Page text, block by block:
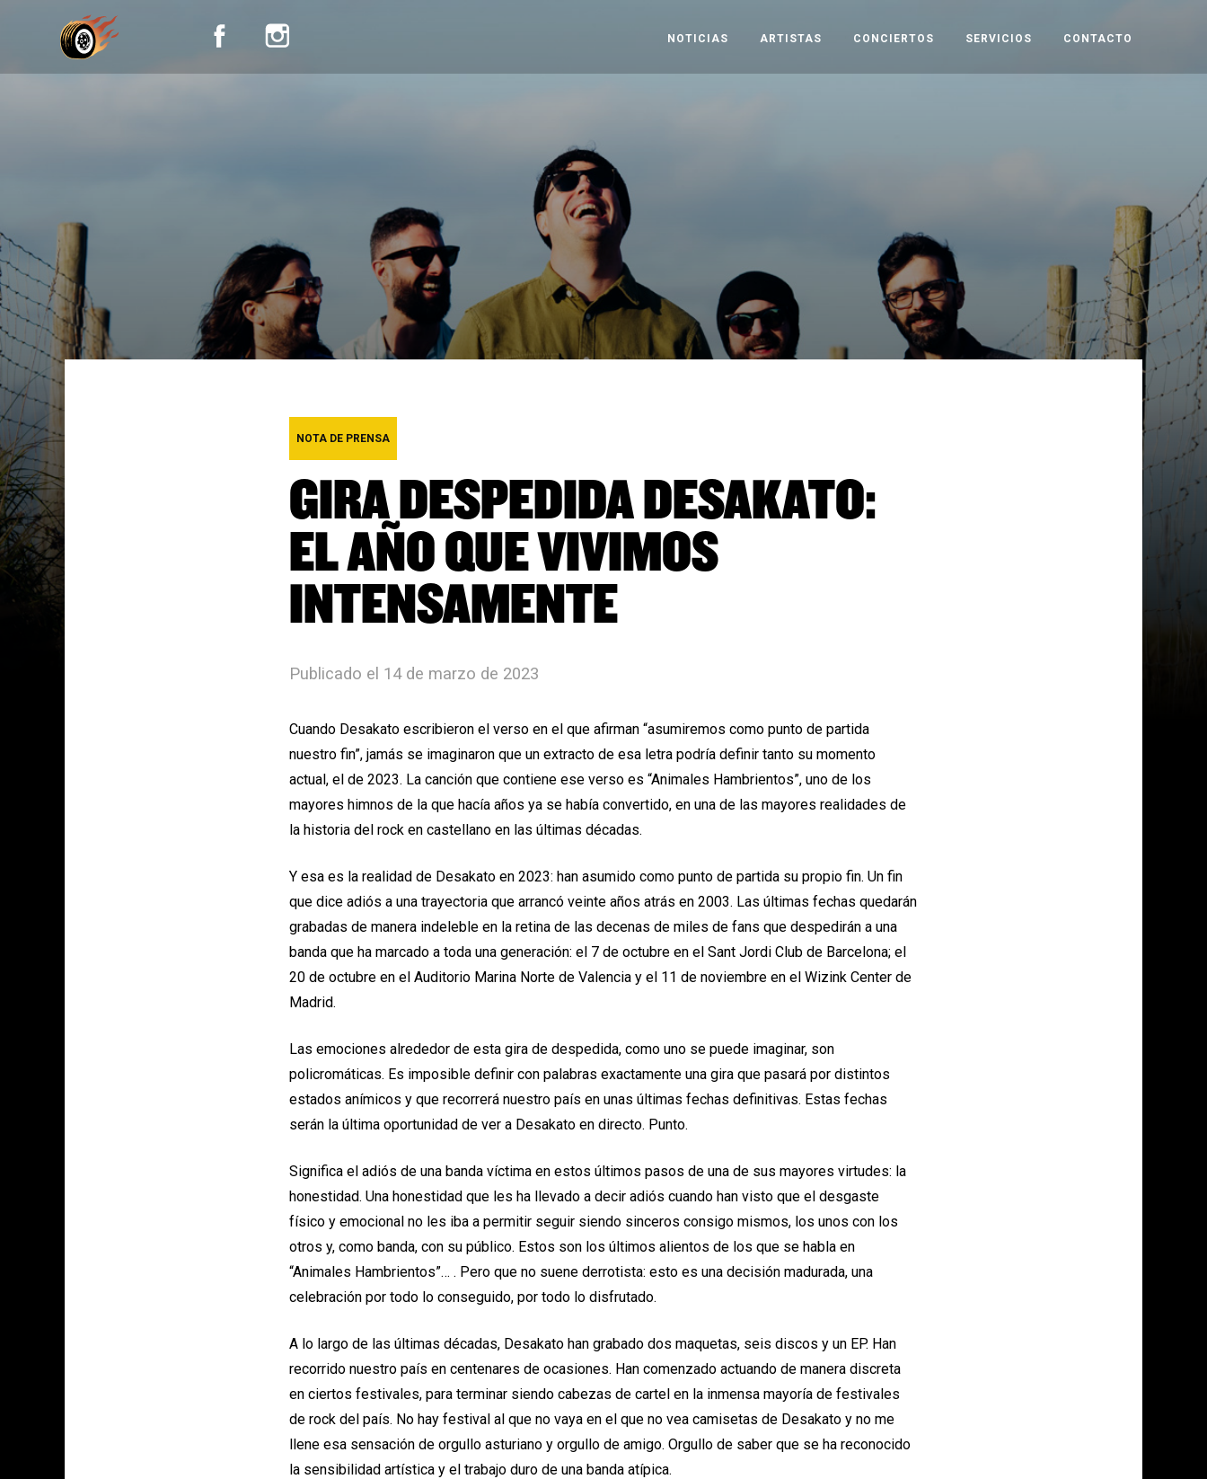
NOTICIAS ARTISTAS CONCIERTOS SERVICIOS CONTACTO
NOTA DE PRENSA
GIRA DESPEDIDA DESAKATO:
EL AÑO QUE VIVIMOS
INTENSAMENTE
Publicado el 14 de marzo de 2023
Cuando Desakato escribieron el verso en el que afirman “asumiremos como punto de partida
nuestro fin”, jamás se imaginaron que un extracto de esa letra podría definir tanto su momento
actual, el de 2023. La canción que contiene ese verso es “Animales Hambrientos”, uno de los
mayores himnos de la que hacía años ya se había convertido, en una de las mayores realidades de
la historia del rock en castellano en las últimas décadas.
Y esa es la realidad de Desakato en 2023: han asumido como punto de partida su propio fin. Un fin
que dice adiós a una trayectoria que arrancó veinte años atrás en 2003. Las últimas fechas quedarán
grabadas de manera indeleble en la retina de las decenas de miles de fans que despedirán a una
banda que ha marcado a toda una generación: el 7 de octubre en el Sant Jordi Club de Barcelona; el
20 de octubre en el Auditorio Marina Norte de Valencia y el 11 de noviembre en el Wizink Center de
Madrid.
Las emociones alrededor de esta gira de despedida, como uno se puede imaginar, son
policromáticas. Es imposible definir con palabras exactamente una gira que pasará por distintos
estados anímicos y que recorrerá nuestro país en unas últimas fechas definitivas. Estas fechas
serán la última oportunidad de ver a Desakato en directo. Punto.
Significa el adiós de una banda víctima en estos últimos pasos de una de sus mayores virtudes: la
honestidad. Una honestidad que les ha llevado a decir adiós cuando han visto que el desgaste
físico y emocional no les iba a permitir seguir siendo sinceros consigo mismos, los unos con los
otros y, como banda, con su público. Estos son los últimos alientos de los que se habla en
“Animales Hambrientos”… . Pero que no suene derrotista: esto es una decisión madurada, una
celebración por todo lo conseguido, por todo lo disfrutado.
A lo largo de las últimas décadas, Desakato han grabado dos maquetas, seis discos y un EP. Han
recorrido nuestro país en centenares de ocasiones. Han comenzado actuando de manera discreta
en ciertos festivales, para terminar siendo cabezas de cartel en la inmensa mayoría de festivales
de rock del país. No hay festival al que no vaya en el que no vea camisetas de Desakato y no me
llene esa sensación de orgullo asturiano y orgullo de amigo. Orgullo de saber que se ha reconocido
la sensibilidad artística y el trabajo duro de una banda atípica.